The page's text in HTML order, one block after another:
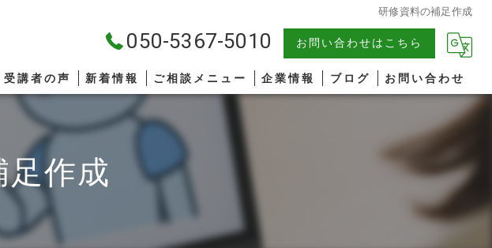
研修資料の補足作成
050-5367-5010 お問い合わせはこちら
受講者の声 新着情報 ご相談メニュー
中小企業
AIコンサルティング
リーダーシップ
企業情報 ブログ お問い合わせ
足作成